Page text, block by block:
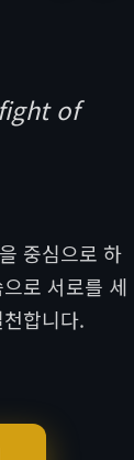
of
중심으로 하
로 서로를 세
합니다.